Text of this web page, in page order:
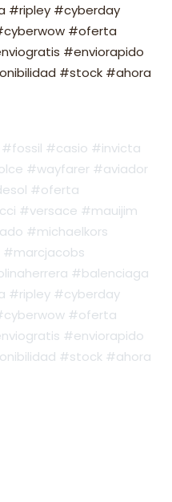
#ripley #cyberday
#oferta
#enviorapido
#stock #ahora
#casio #invicta
#wayfarer #aviador
#oferta
#versace #mauijim
#michaelkors
#balenciaga
#ripley #cyberday
#oferta
#enviorapido
#stock #ahora